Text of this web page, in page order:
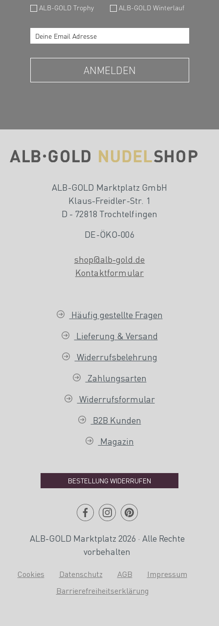
ALB-GOLD Marktplatz GmbH
Klaus-Freidler-Str. 1
D - 72818 Trochtelfingen
DE-ÖKO-006
shop@alb-gold.de
Kontaktformular
Häufig gestellte Fragen
Lieferung & Versand
Widerrufsbelehrung
Zahlungsarten
Widerrufsformular
B2B Kunden
Magazin
BESTELLUNG WIDERRUFEN
ALB-GOLD Marktplatz 2026 · Alle Rechte
vorbehalten
Cookies Datenschutz AGB
Impressum
Barrierefreiheitserklärung